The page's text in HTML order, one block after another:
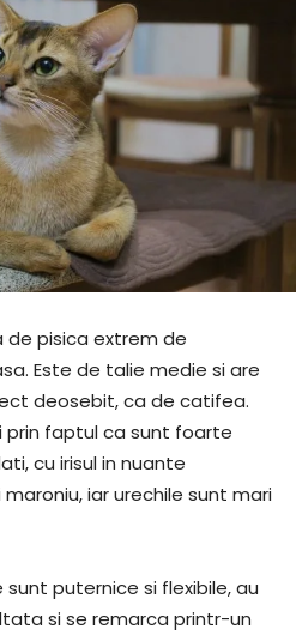
de pisica extrem de
Este de talie medie si are
deosebit, ca de catifea.
prin faptul ca sunt foarte
cu irisul in nuante
iar urechile sunt mari
puternice si flexibile, au
si se remarca printr-un